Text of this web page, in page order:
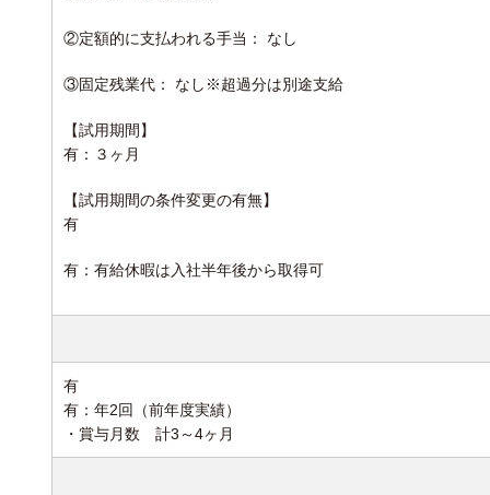
②定額的に支払われる手当： なし
③固定残業代： なし※超過分は別途支給
【試用期間】
有：３ヶ月
【試用期間の条件変更の有無】
有
有：有給休暇は入社半年後から取得可
有
有：年2回（前年度実績
・賞与月数 計3～4ヶ月